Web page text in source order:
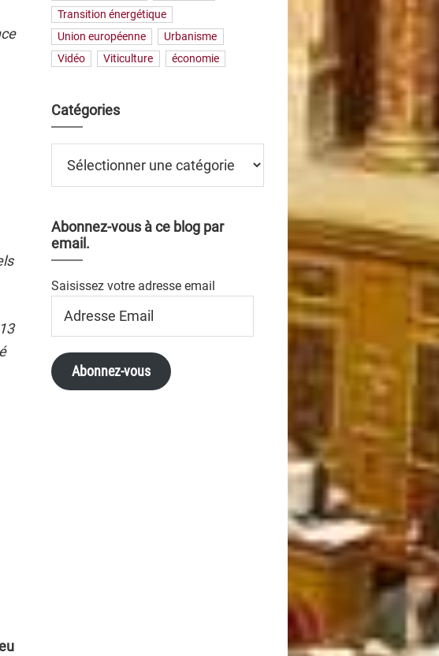
Transition énergétique
Union européenne
Urbanisme
Vidéo
Viticulture économie
Catégories
Abonnez-vous à ce blog par
email.
Saisissez votre adresse email
Email
Abonnez-vous